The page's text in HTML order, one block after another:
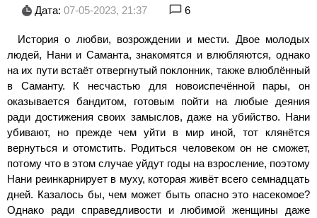
Дата: 07-05-2023, 21:37 6
История о любви, возрождении и мести. Двое молодых
людей, Нани и Саманта, знакомятся и влюбляются, однако
на их пути встаёт отвергнутый поклонник, также влюблённый
в Саманту. К несчастью для новоиспечённой пары, он
оказывается бандитом, готовым пойти на любые деяния
ради достижения своих замыслов, даже на убийство. Нани
убивают, но прежде чем уйти в мир иной, тот клянётся
вернуться и отомстить. Родиться человеком он не сможет,
потому что в этом случае уйдут годы на взросление, поэтому
Нани реинкарнирует в муху, которая живёт всего семнадцать
дней. Казалось бы, чем может быть опасно это насекомое?
Однако ради справедливости и любимой женщины даже